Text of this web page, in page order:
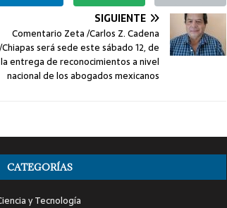
SIGUIENTE
Comentario Zeta /Carlos Z. Cadena
/Chiapas será sede este sábado 12, de
la entrega de reconocimientos a nivel
nacional de los abogados mexicanos
CATEGORÍAS
y Tecnología